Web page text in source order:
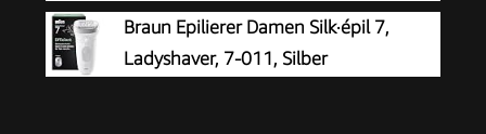
Braun Epilierer Damen Silk·épil 7,
Ladyshaver, 7-011, Silber